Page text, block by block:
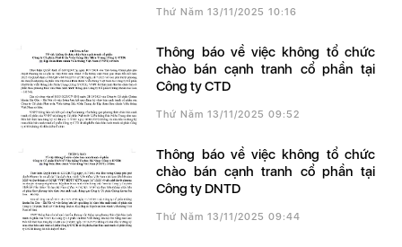
Thứ Năm 13/11/2025 10:16
Thông báo về việc không tổ chức
chào bán cạnh tranh cổ phần tại
Công ty CTD
Thứ Năm 13/11/2025 09:52
Thông báo về việc không tổ chức
chào bán cạnh tranh cổ phần tại
Công ty DNTD
Thứ Năm 13/11/2025 09:44